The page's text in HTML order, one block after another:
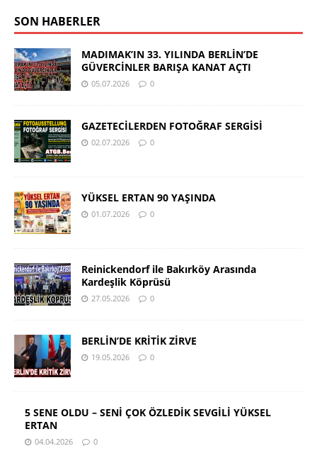
SON HABERLER
MADIMAK’IN 33. YILINDA BERLİN’DE
GÜVERCİNLER BARIŞA KANAT AÇTI
05.07.2026 0
GAZETECİLERDEN FOTOĞRAF SERGİSİ
02.07.2026 0
YÜKSEL ERTAN 90 YAŞINDA
01.07.2026 0
Reinickendorf ile Bakırköy Arasında
Kardeşlik Köprüsü
27.05.2026 0
BERLİN’DE KRİTİK ZİRVE
19.05.2026 0
5 SENE OLDU – SENİ ÇOK ÖZLEDİK SEVGİLİ YÜKSEL
ERTAN
04.04.2026 0